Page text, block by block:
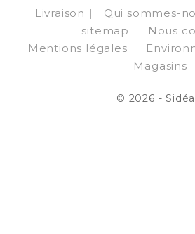
Livraison
Qui sommes-
sitemap
Nous
Mentions légales
Magasins
© 2026 -